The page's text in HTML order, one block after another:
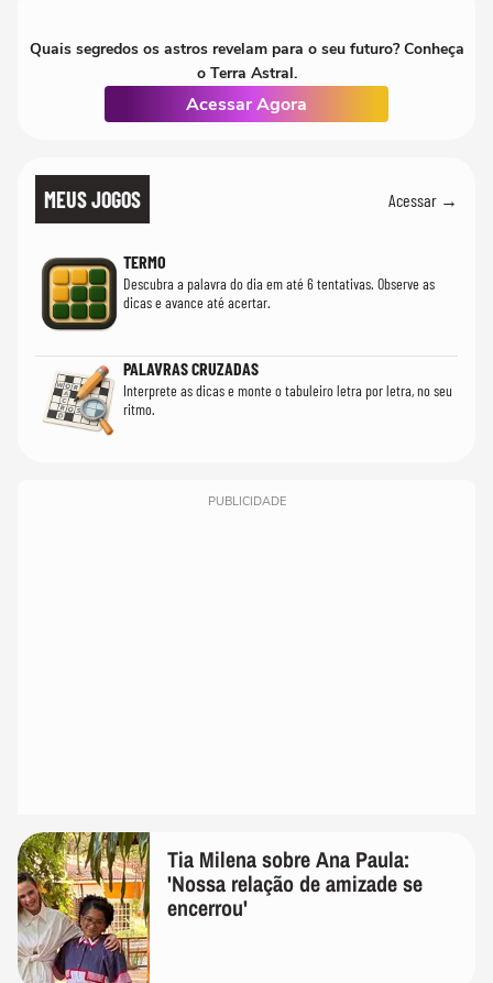
Quais segredos os astros revelam para o seu futuro? Conheça
o Terra Astral.
Acessar Agora
MEUS JOGOS Acessar →
TERMO
Descubra a palavra do dia em até 6 tentativas. Observe as
dicas e avance até acertar.
PALAVRAS CRUZADAS
Interprete as dicas e monte o tabuleiro letra por letra, no seu
ritmo.
PUBLICIDADE
Tia Milena sobre Ana Paula:
'Nossa relação de amizade se
encerrou'